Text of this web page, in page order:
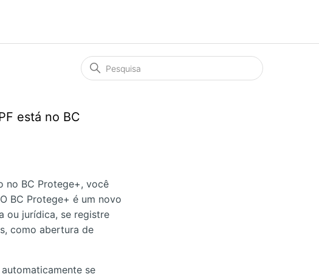
está no BC
no BC Protege+, você
BC Protege+ é um novo
ou jurídica, se registre
como abertura de
se